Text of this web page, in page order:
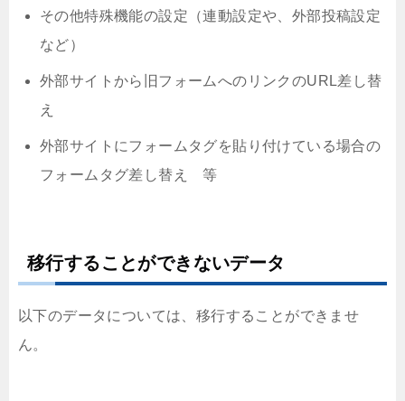
その他特殊機能の設定（連動設定や、外部投稿設定
など）
外部サイトから旧フォームへのリンクのURL差し替
え
外部サイトにフォームタグを貼り付けている場合の
フォームタグ差し替え 等
移行することができないデータ
以下のデータについては、移行することができませ
ん。